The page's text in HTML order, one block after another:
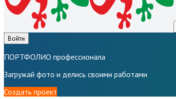
Войти
ПОРТФОЛИО профессионала
Загружай фото и делись своими работами
Создать проект